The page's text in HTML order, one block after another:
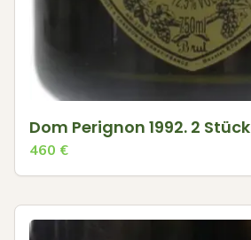
Dom Perignon 1992. 2 Stück
460 €